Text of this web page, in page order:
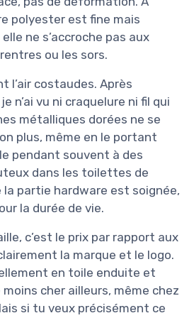
polyester est fine mais
ne s’accroche pas aux
ou les sors.
l’air costaudes. Après
n’ai vu ni craquelure ni fil qui
métalliques dorées ne se
plus, même en le portant
pendant souvent à des
dans les toilettes de
la partie hardware est soignée,
la durée de vie.
c’est le prix par rapport aux
la marque et le logo.
en toile enduite et
cher ailleurs, même chez
si tu veux précisément ce